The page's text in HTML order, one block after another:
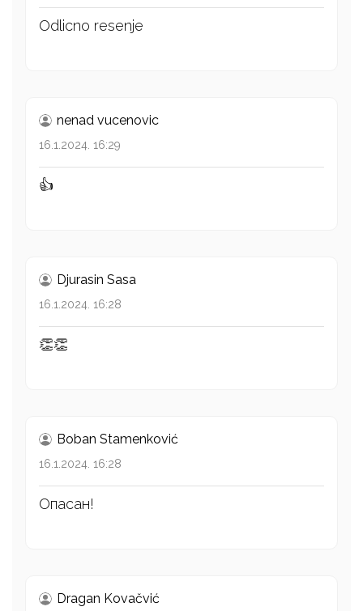
Odlicno resenje
nenad vucenovic
16.1.2024. 16:29
👍
Djurasin Sasa
16.1.2024. 16:28
👏👏
Boban Stamenković
16.1.2024. 16:28
Опасан!
Dragan Kovačvić